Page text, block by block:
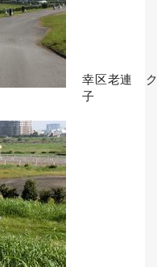
幸区老連 ク
子